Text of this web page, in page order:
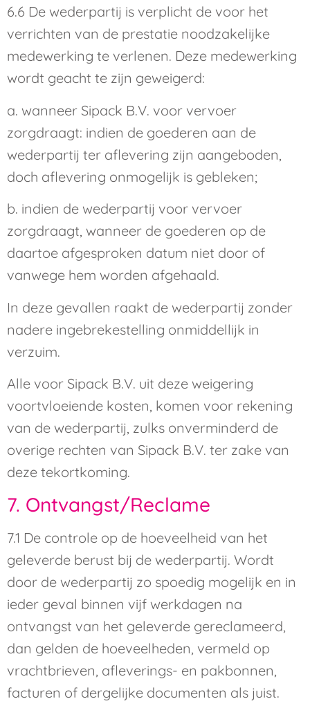
6.6 De wederpartij is verplicht de voor het
verrichten van de prestatie noodzakelijke
medewerking te verlenen. Deze medewerking
wordt geacht te zijn geweigerd:
a. wanneer Sipack B.V. voor vervoer
zorgdraagt: indien de goederen aan de
wederpartij ter aflevering zijn aangeboden,
doch aflevering onmogelijk is gebleken;
b. indien de wederpartij voor vervoer
zorgdraagt, wanneer de goederen op de
daartoe afgesproken datum niet door of
vanwege hem worden afgehaald.
In deze gevallen raakt de wederpartij zonder
nadere ingebrekestelling onmiddellijk in
verzuim.
Alle voor Sipack B.V. uit deze weigering
voortvloeiende kosten, komen voor rekening
van de wederpartij, zulks onverminderd de
overige rechten van Sipack B.V. ter zake van
deze tekortkoming.
7. Ontvangst/Reclame
7.1 De controle op de hoeveelheid van het
geleverde berust bij de wederpartij. Wordt
door de wederpartij zo spoedig mogelijk en in
ieder geval binnen vijf werkdagen na
ontvangst van het geleverde gereclameerd,
dan gelden de hoeveelheden, vermeld op
vrachtbrieven, afleverings- en pakbonnen,
facturen of dergelijke documenten als juist.